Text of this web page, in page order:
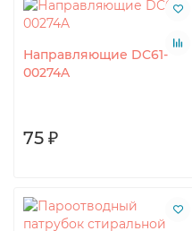
Направляющие DC61-
00274A
75 ₽